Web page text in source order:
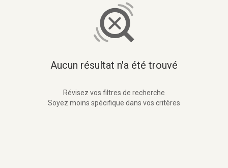
Aucun résultat n'a été trouvé
Révisez vos filtres de recherche
Soyez moins spécifique dans vos critères